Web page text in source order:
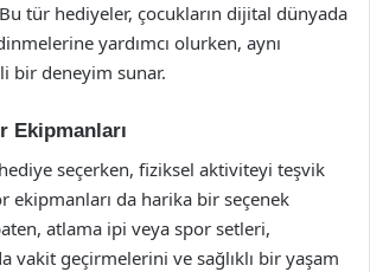
tür hediyeler, çocukların dijital dünyada
yardımcı olurken, aynı
bir deneyim sunar.
Ekipmanları
hediye seçerken, fiziksel aktiviteyi teşvik
ekipmanları da harika bir seçenek
atlama ipi veya spor setleri,
vakit geçirmelerini ve sağlıklı bir yaşam